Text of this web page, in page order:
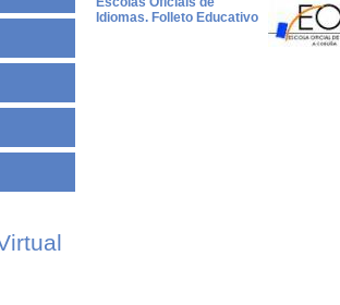
Idiomas. Folleto Educativo